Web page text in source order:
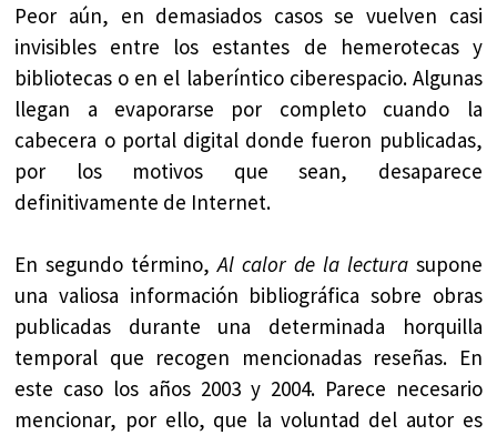
Peor aún, en demasiados casos se vuelven casi
invisibles entre los estantes de hemerotecas y
bibliotecas o en el laberíntico ciberespacio. Algunas
llegan a evaporarse por completo cuando la
cabecera o portal digital donde fueron publicadas,
por los motivos que sean, desaparece
definitivamente de Internet.
En segundo término,Al calor de la lecturasupone
una valiosa información bibliográfica sobre obras
publicadas durante una determinada horquilla
temporal que recogen mencionadas reseñas. En
este caso los años 2003 y 2004. Parece necesario
mencionar, por ello, que la voluntad del autor es